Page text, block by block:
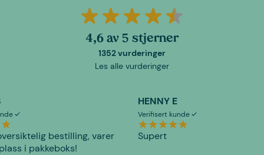
4,6 av 5 stjerner
1352 vurderinger
Les alle vurderinger
bestilling, varer
i pakkeboks!
HENNY E
Verifisert kunde
Supert